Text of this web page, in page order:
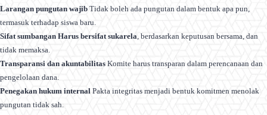
Larangan pungutan wajib Tidak boleh ada pungutan dalam bentuk apa pun,
termasuk terhadap siswa baru.
Sifat sumbangan Harus bersifat sukarela , berdasarkan keputusan bersama, dan
tidak memaksa.
Transparansi dan akuntabilitas Komite harus transparan dalam perencanaan dan
pengelolaan dana.
Penegakan hukum internal Pakta integritas menjadi bentuk komitmen menolak
pungutan tidak sah.